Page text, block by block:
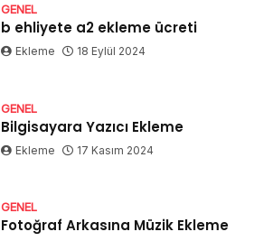
GENEL
b ehliyete a2 ekleme ücreti
Ekleme 18 Eylül 2024
GENEL
Bilgisayara Yazıcı Ekleme
Ekleme 17 Kasım 2024
GENEL
Fotoğraf Arkasına Müzik Ekleme